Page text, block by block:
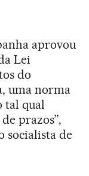
aprovou
Lei
do
uma norma
tal qual
prazos”,
socialista de